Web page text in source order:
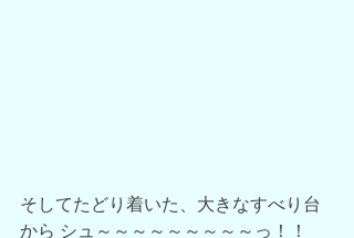
そしてたどり着いた、大きなすべり台
から シュ～～～～～～～～～っ！！